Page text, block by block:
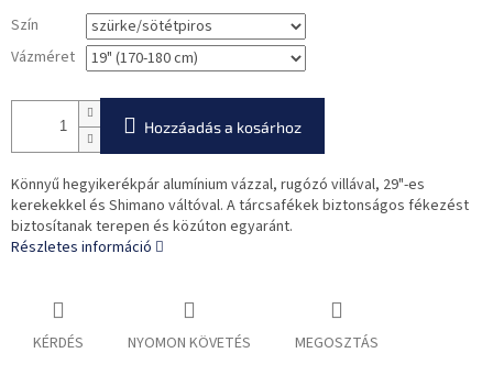
Szín
Vázméret
Hozzáadás a kosárhoz
Könnyű hegyikerékpár alumínium vázzal, rugózó villával, 29"-es
kerekekkel és Shimano váltóval. A tárcsafékek biztonságos fékezést
biztosítanak terepen és közúton egyaránt.
Részletes információ
KÉRDÉS NYOMON KÖVETÉS MEGOSZTÁS